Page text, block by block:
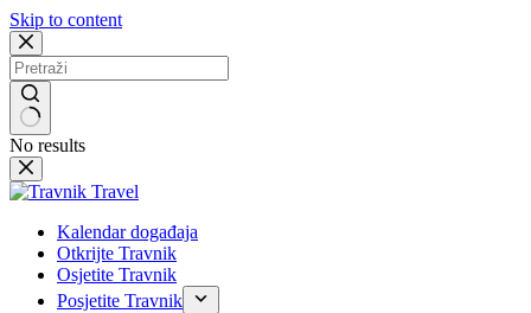
Skip to content
No results
Kalendar događaja
Otkrijte Travnik
Osjetite Travnik
Posjetite Travnik